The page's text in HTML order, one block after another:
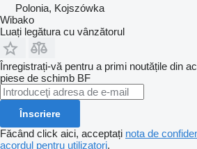
Polonia, Kojszówka
Wibako
Luați legătura cu vânzătorul
Înregistrați-vă pentru a primi noutățile din
piese de schimb BF
Înscriere
Făcând click aici, acceptați nota de
acordul pentru utilizatori.